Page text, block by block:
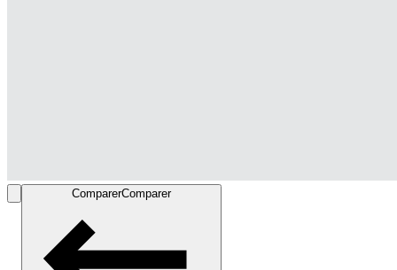
ComparerComparer